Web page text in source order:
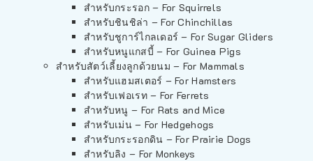
สำหรับกระรอก – For Squirrels
สำหรับชินชิล่า – For Chinchillas
สำหรับชูการ์ไกลเดอร์ – For Sugar Gliders
สำหรับหนูแกสบี้ – For Guinea Pigs
สำหรับสัตว์เลี้ยงลูกด้วยนม – For Mammals
สำหรับแฮมสเตอร์ – For Hamsters
สำหรับเฟอเรท – For Ferrets
สำหรับหนู – For Rats and Mice
สำหรับเม่น – For Hedgehogs
สำหรับกระรอกดิน – For Prairie Dogs
สำหรับลิง – For Monkeys